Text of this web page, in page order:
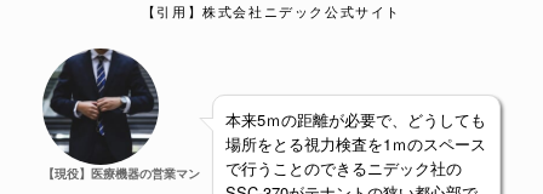
【引用】株式会社ニデック公式サイト
【現役】医療機器の営業マン
本来5ｍの距離が必要で、どうしても
場所をとる視力検査を1ｍのスペース
で行うことのできるニデック社の